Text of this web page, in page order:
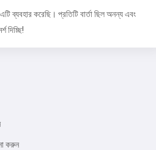
ব্যবহার করেছি। প্রতিটি বার্তা ছিল অনন্য এবং
দিচ্ছি!
করুন
লিখতে পারি 🥰